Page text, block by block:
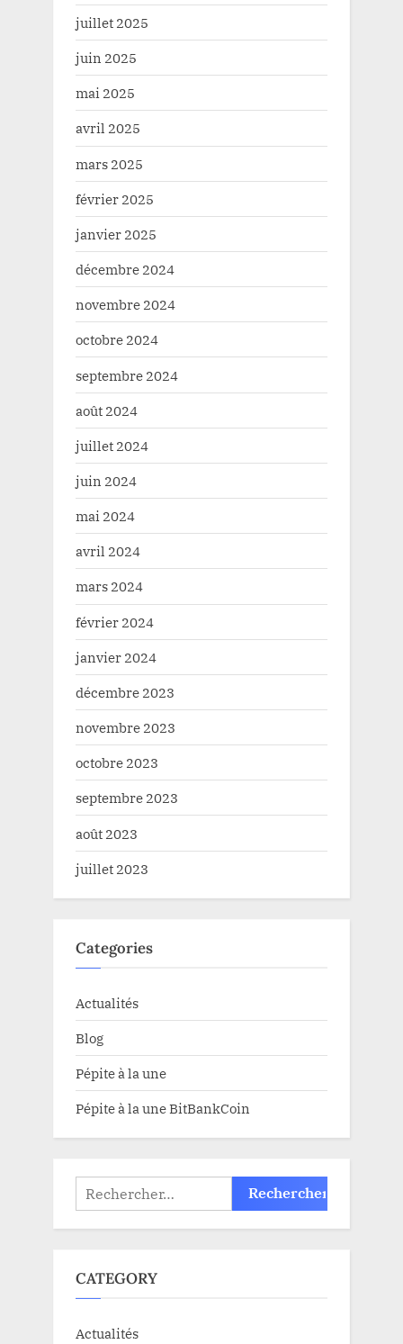
juillet 2025
juin 2025
mai 2025
avril 2025
mars 2025
février 2025
janvier 2025
décembre 2024
novembre 2024
octobre 2024
septembre 2024
août 2024
juillet 2024
juin 2024
mai 2024
avril 2024
mars 2024
février 2024
janvier 2024
décembre 2023
novembre 2023
octobre 2023
septembre 2023
août 2023
juillet 2023
Categories
Actualités
Blog
Pépite à la une
Pépite à la une BitBankCoin
Rechercher :
CATEGORY
Actualités